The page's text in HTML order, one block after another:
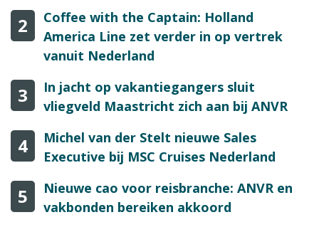
2
Coffee with the Captain: Holland
America Line zet verder in op vertrek
vanuit Nederland
3
In jacht op vakantiegangers sluit
vliegveld Maastricht zich aan bij ANVR
4
Michel van der Stelt nieuwe Sales
Executive bij MSC Cruises Nederland
5
Nieuwe cao voor reisbranche: ANVR en
vakbonden bereiken akkoord